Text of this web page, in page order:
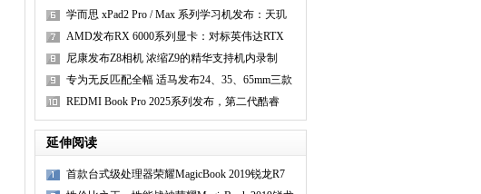
学而思 xPad2 Pro / Max 系列学习机发布：天玑
8020、
AMD发布RX 6000系列显卡：对标英伟达RTX
3000
尼康发布Z8相机 浓缩Z9的精华支持机内录制
Apple ProRes格式
专为无反匹配全幅 适马发布24、35、65mm三款
I系列新镜头
REDMI Book Pro 2025系列发布，第二代酷睿
Ultra平台，
延伸阅读
首款台式级处理器荣耀MagicBook 2019锐龙R7